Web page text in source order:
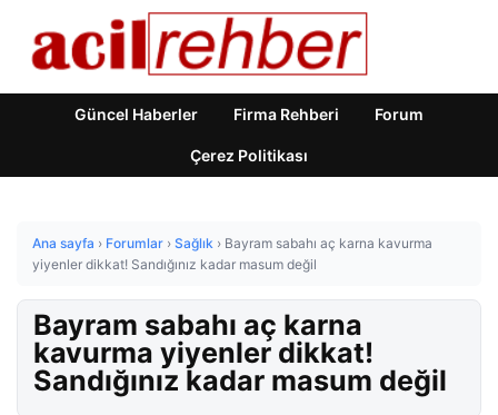
Güncel Haberler Firma Rehberi Forum
Çerez Politikası
Ana sayfa › Forumlar › Sağlık › Bayram sabahı aç karna kavurma
yiyenler dikkat! Sandığınız kadar masum değil
Bayram sabahı aç karna
kavurma yiyenler dikkat!
Sandığınız kadar masum değil